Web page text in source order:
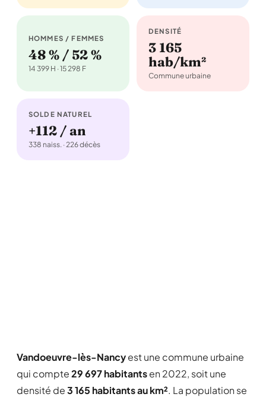
HOMMES / FEMMES
48 % / 52 %
14 399 H · 15 298 F
DENSITÉ
3 165
hab/km²
Commune urbaine
SOLDE NATUREL
+112 / an
338 naiss. · 226 décès
Vandoeuvre-lès-Nancyest une commune urbaine
qui compte29 697 habitantsen 2022, soit une
densité de3 165 habitants au km². La population se